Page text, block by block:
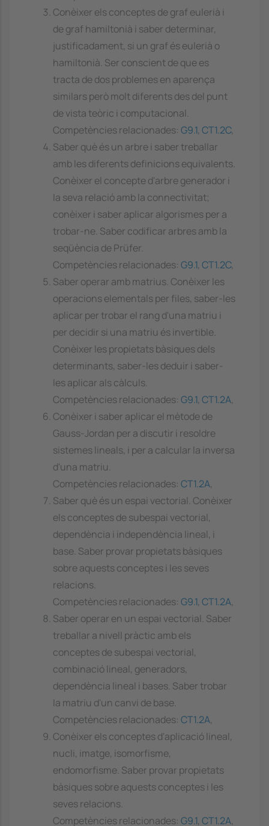
Conèixer els conceptes de graf eulerià i
de graf hamiltonià i saber determinar,
justificadament, si un graf és eulerià o
hamiltonià. Ser conscient de que es
tracta de dos problemes en aparença
similars però molt diferents des del punt
de vista teòric i computacional.
Competències relacionades: G9.1, CT1.2C,
Saber què és un arbre i saber treballar
amb les diferents definicions equivalents.
Conèixer el concepte d'arbre generador i
la seva relació amb la connectivitat;
conèixer i saber aplicar algorismes per a
trobar-ne. Saber codificar arbres amb la
seqüència de Prüfer.
Competències relacionades: G9.1, CT1.2C,
Saber operar amb matrius. Conèixer les
operacions elementals per files, saber-les
aplicar per trobar el rang d'una matriu i
per decidir si una matriu és invertible.
Conèixer les propietats bàsiques dels
determinants, saber-les deduir i saber-
les aplicar als càlculs.
Competències relacionades: G9.1, CT1.2A,
Conèixer i saber aplicar el mètode de
Gauss-Jordan per a discutir i resoldre
sistemes lineals, i per a calcular la inversa
d'una matriu.
Competències relacionades: CT1.2A,
Saber què és un espai vectorial. Conèixer
els conceptes de subespai vectorial,
dependència i independència lineal, i
base. Saber provar propietats bàsiques
sobre aquests conceptes i les seves
relacions.
Competències relacionades: G9.1, CT1.2A,
Saber operar en un espai vectorial. Saber
treballar a nivell pràctic amb els
conceptes de subespai vectorial,
combinació lineal, generadors,
dependència lineal i bases. Saber trobar
la matriu d'un canvi de base.
Competències relacionades: CT1.2A,
Conèixer els conceptes d'aplicació lineal,
nucli, imatge, isomorfisme,
endomorfisme. Saber provar propietats
bàsiques sobre aquests conceptes i les
seves relacions.
Competències relacionades: G9.1, CT1.2A,